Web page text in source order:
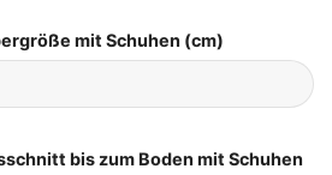
mit Schuhen (cm)
bis zum Boden mit Schuhen